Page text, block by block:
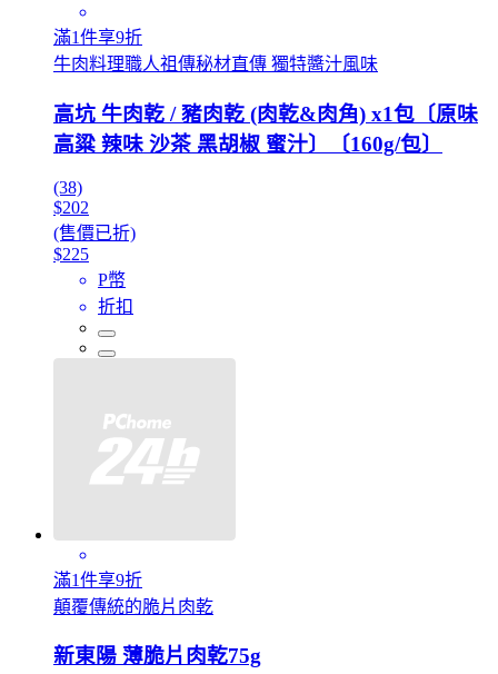
滿1件享9折
牛肉料理職人祖傳秘材直傳 獨特醬汁風味
高坑 牛肉乾 / 豬肉乾 (肉乾&肉角) x1包〔原味
高粱 辣味 沙茶 黑胡椒 蜜汁〕〔160g/包〕
(38)
$202
(售價已折)
$225
P幣
折扣
滿1件享9折
顛覆傳統的脆片肉乾
新東陽 薄脆片肉乾75g